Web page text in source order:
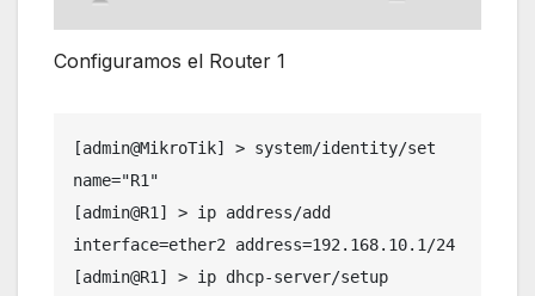
Configuramos el Router 1
[admin@MikroTik] > system/identity/set
name="R1"
[admin@R1] > ip address/add
interface=ether2 address=192.168.10.1/24
[admin@R1] > ip dhcp-server/setup